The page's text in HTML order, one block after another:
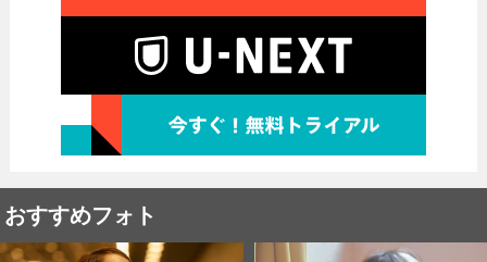
おすすめフォト